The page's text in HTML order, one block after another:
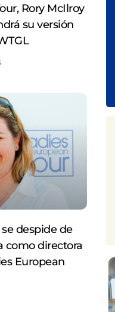
Rory McIlroy
su versión
despide de
como directora
European